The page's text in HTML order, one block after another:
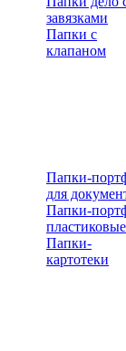
завязками
Папки с
клапаном
Папки-
для
Папки-
пластиковые
Папки-
картотеки